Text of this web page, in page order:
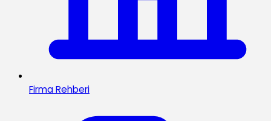
Firma Rehberi